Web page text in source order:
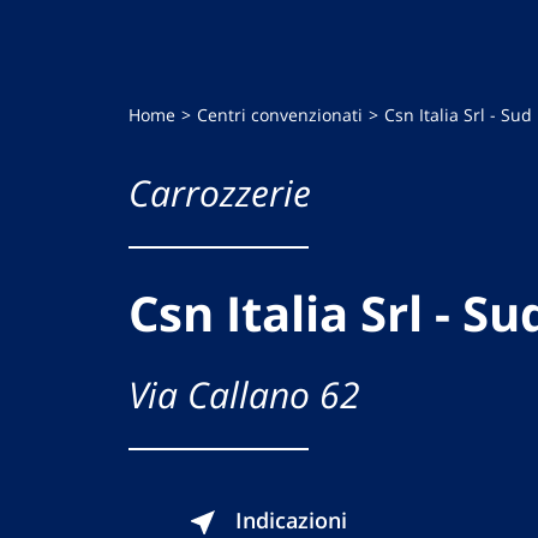
Home Centri convenzionati Csn Italia Srl - Sud
Carrozzerie
Csn Italia Srl -
Via Callano 62
Indicazioni